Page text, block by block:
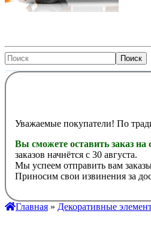
Уважаемые покупатели! По
Вы сможете оставить заказ на
заказов начнётся с 30 августа.
Мы успеем отправить вам
Приносим свои извинения за
Главная » Декоративные